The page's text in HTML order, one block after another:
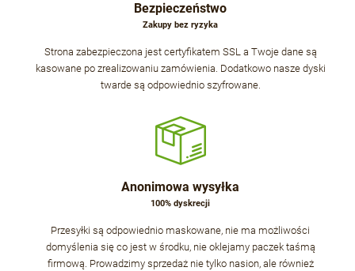
Bezpieczeństwo
Zakupy bez ryzyka
Strona zabezpieczona jest certyfikatem SSL a Twoje dane są
kasowane po zrealizowaniu zamówienia. Dodatkowo nasze dyski
twarde są odpowiednio szyfrowane.
Anonimowa wysyłka
100% dyskrecji
Przesyłki są odpowiednio maskowane, nie ma możliwości
domyślenia się co jest w środku, nie oklejamy paczek taśmą
firmową. Prowadzimy sprzedaż nie tylko nasion, ale również